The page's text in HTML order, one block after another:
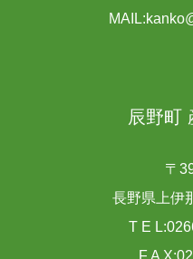
辰野町
〒
長野県上伊
T E
F A